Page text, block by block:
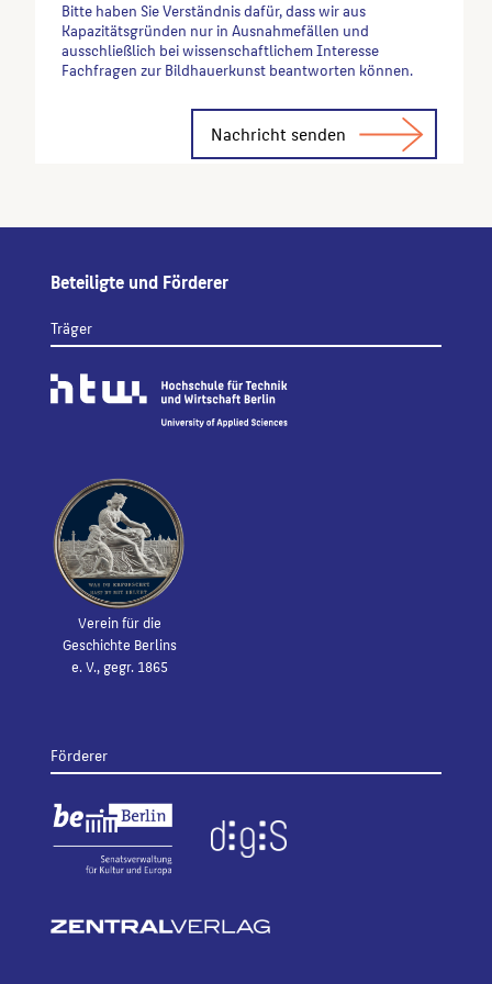
Bitte haben Sie Verständnis dafür, dass wir aus
Kapazitätsgründen nur in Ausnahmefällen und
ausschließlich bei wissenschaftlichem Interesse
Fachfragen zur Bildhauerkunst beantworten können.
Beteiligte und Förderer
Träger
Verein für die
Geschichte Berlins
e. V., gegr. 1865
Förderer